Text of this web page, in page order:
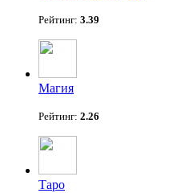
Рейтинг: 3.39
Магия
Рейтинг: 2.26
Таро